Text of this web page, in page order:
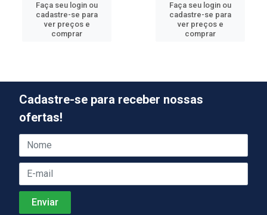
Faça seu login ou
cadastre-se para
ver preços e
comprar
Faça seu login ou
cadastre-se para
ver preços e
comprar
Cadastre-se para receber nossas
ofertas!